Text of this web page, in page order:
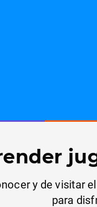
y de visitar
para